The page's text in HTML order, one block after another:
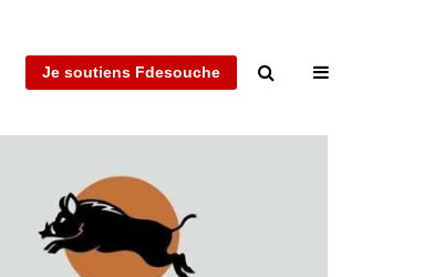
Je soutiens Fdesouche